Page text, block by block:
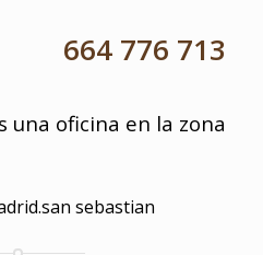
664 776 713
una oficina en la zona